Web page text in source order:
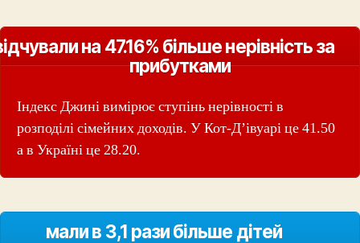
на 47.16% більше нерівність за
прибутками
Індекс Джині вимірює ступінь нерівності в
розподілі сімейних доходів. У Кот-Д’івуарі це 41.50
а в Україні це 28.20.
мали в 3,1 рази більше дітей